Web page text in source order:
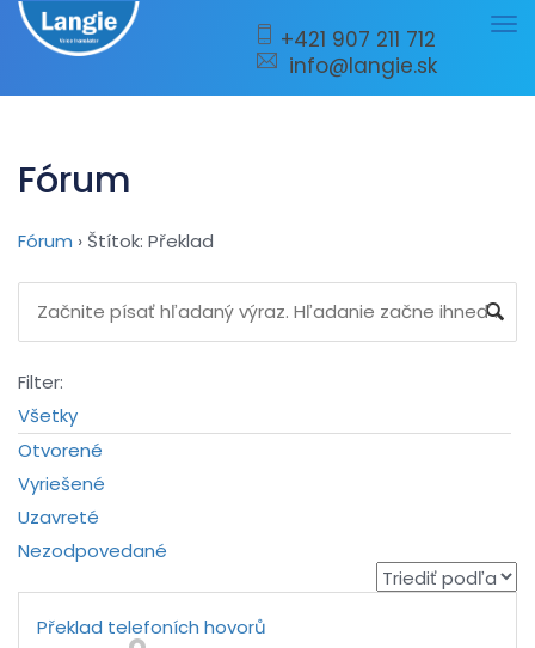
+421 907 211 712
info@langie.sk
Fórum
Fórum › Štítok: Překlad
Filter:
Všetky
Otvorené
Vyriešené
Uzavreté
Nezodpovedané
Překlad telefoních hovorů